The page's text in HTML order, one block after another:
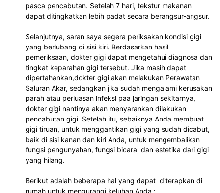
pasca pencabutan. Setelah 7 hari, tekstur makanan
dapat ditingkatkan lebih padat secara berangsur-angsur.
Selanjutnya, saran saya segera periksakan kondisi gigi
yang berlubang di sisi kiri. Berdasarkan hasil
pemeriksaan, dokter gigi dapat mengetahui diagnosa dan
tingkat keparahan gigi tersebut. Jika masih dapat
dipertahankan,dokter gigi akan melakukan Perawatan
Saluran Akar, sedangkan jika sudah mengalami kerusakan
parah atau perluasan infeksi paa jaringan sekitarnya,
dokter gigi nantinya akan menyarankan dilakukan
pencabutan gigi. Setelah itu, sebaiknya Anda membuat
gigi tiruan, untuk menggantikan gigi yang sudah dicabut,
baik di sisi kanan dan kiri Anda, untuk mengembalikan
fungsi pengunyahan, fungsi bicara, dan estetika dari gigi
yang hilang.
Berikut adalah beberapa hal yang dapat  diterapkan di
rumah untuk mengurangi keluhan Anda :